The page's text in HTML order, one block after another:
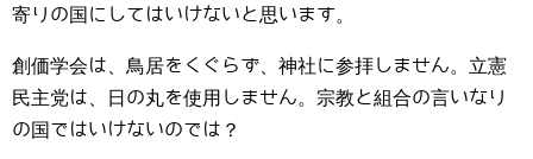
寄りの国にしてはいけないと思います。
創価学会は、鳥居をくぐらず、神社に参拝しません。立憲
民主党は、日の丸を使用しません。宗教と組合の言いなり
の国ではいけないのでは？